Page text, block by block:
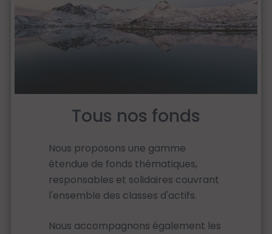
Tous nos fonds
Nous proposons une gamme
étendue de fonds thématiques,
responsables et solidaires couvrant
l'ensemble des classes d'actifs.
Nous accompagnons également les